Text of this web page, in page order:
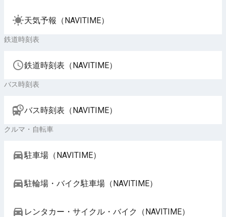
天気予報（NAVITIME）
鉄道時刻表
鉄道時刻表（NAVITIME）
バス時刻表
バス時刻表（NAVITIME）
クルマ・自転車
駐車場（NAVITIME）
駐輪場・バイク駐車場（NAVITIME）
レンタカー・サイクル・バイク（NAVITIME）